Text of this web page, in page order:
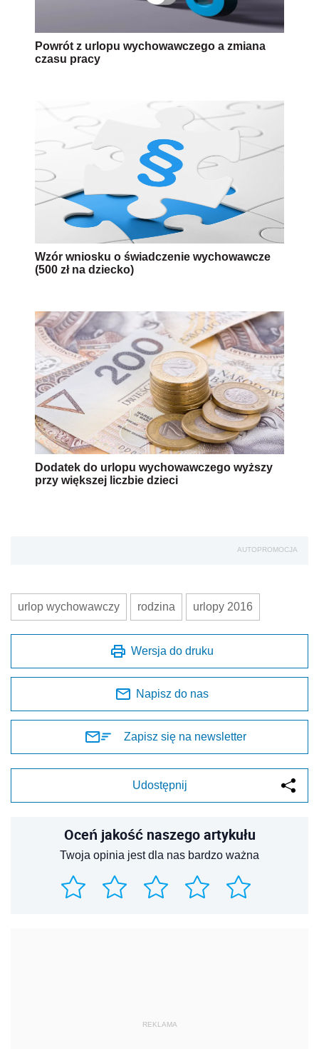
Powrót z urlopu wychowawczego a zmiana
czasu pracy
Wzór wniosku o świadczenie wychowawcze
(500 zł na dziecko)
Dodatek do urlopu wychowawczego wyższy
przy większej liczbie dzieci
AUTOPROMOCJA
urlop wychowawczy rodzina urlopy 2016
Wersja do druku
Napisz do nas
Zapisz się na newsletter
Udostępnij
Oceń jakość naszego artykułu
Twoja opinia jest dla nas bardzo ważna
REKLAMA